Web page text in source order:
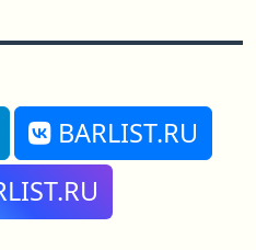
BARLIST.RU